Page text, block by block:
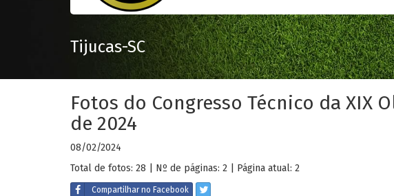
Tijucas-SC
Fotos do Congresso Técnico da XIX
de 2024
08/02/2024
Total de fotos: 28 | Nº de páginas: 2 | Página atual: 2
Compartilharno Facebook